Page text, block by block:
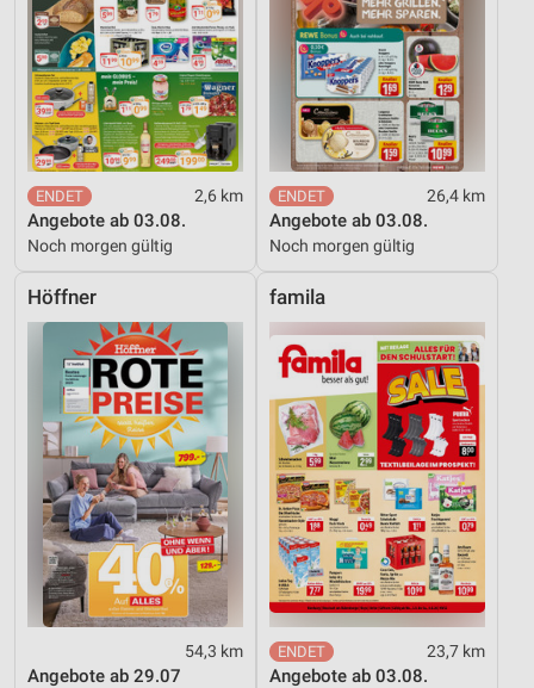
2,6 km
Angebote ab 03.08.
Noch morgen gültig
26,4 km
Angebote ab 03.08.
Noch morgen gültig
Höffner
54,3 km
Angebote ab 29.07
famila
23,7 km
Angebote ab 03.08.